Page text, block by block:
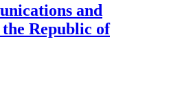
and
Republic of